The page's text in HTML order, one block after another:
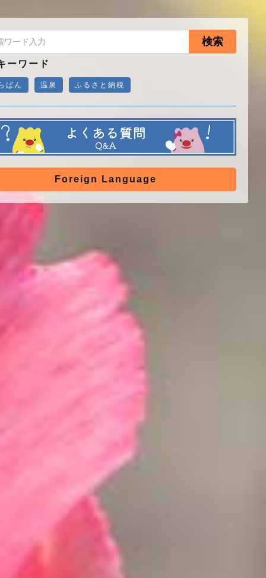
検索
ーワード
ばん 温泉 ふるさと納税
Foreign Language